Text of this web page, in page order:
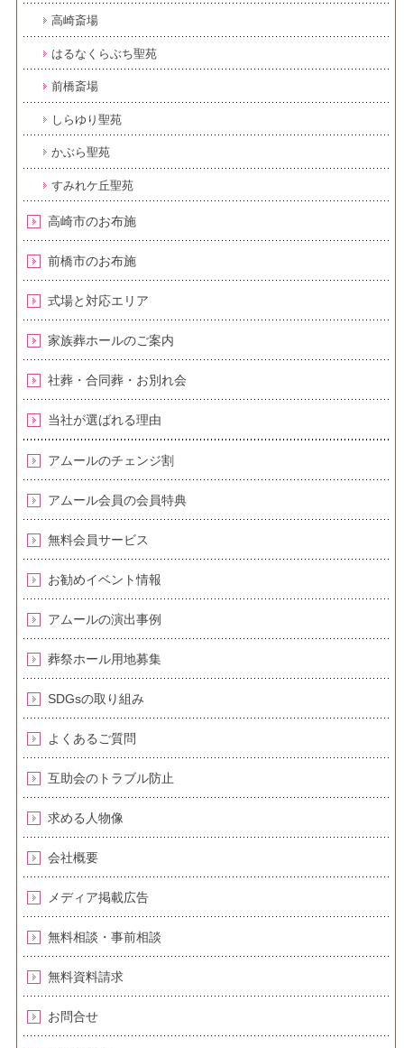
高崎斎場
はるなくらぶち聖苑
前橋斎場
しらゆり聖苑
かぶら聖苑
すみれケ丘聖苑
高崎市のお布施
前橋市のお布施
式場と対応エリア
家族葬ホールのご案内
社葬・合同葬・お別れ会
当社が選ばれる理由
アムールのチェンジ割
アムール会員の会員特典
無料会員サービス
お勧めイベント情報
アムールの演出事例
葬祭ホール用地募集
SDGsの取り組み
よくあるご質問
互助会のトラブル防止
求める人物像
会社概要
メディア掲載広告
無料相談・事前相談
無料資料請求
お問合せ